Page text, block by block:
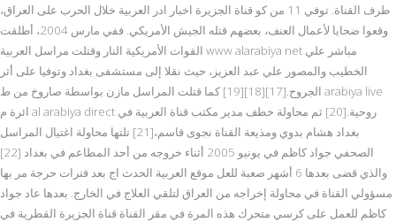
طرف القناة. توفي 11 من كو قناة الجزيرة اخبار ادر العربية خلال الحرب على العراق،
وقعوا ضحايا لأعمال العنف، بعضهم قتله الجيش الأمريكي. ففي مارس 2004، أطلقت
القوات الأمريكية النار وقتلت مراسل العربية www alarabiya net مباشر علي
الخطيب والمصور علي عبد العزيز، حيث نقلا إلى مستشفى بغداد وتوفيا على أثر
الجروح.[17][18][19] كما قتلت المراسل مازن بواسطة صاروخ من ط arabiya live
ائرة م al arabiya direct روحية.[20] ثم محاولة خطف مدير مكتب قناة العربية في
بغداد هشام بدوي ومذيعة القناة نجوى قاسم،[21] تلتها محاولة اغتيال المراسل
الصحفي جواد كاظم في يونيو 2005 أثناء خروجه من أحد المطاعم في بغداد [22]
والذي قضى بعدها 6 أشهر صعبة للعل موقع العربية الحدث اج بعد فترات حرجة مر بها
مسؤولي القناة في محاولة إخراجه من العراق لتلقي العلاج في الخارج. بعدها عاد جواد
كاظم للعمل على كرسي متحرك هذه المرة في مقر القناة قناة الجزيرة القطرية في